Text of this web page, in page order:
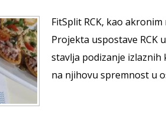
FitSplit RCK, kao
Projekta uspostave
stavlja podizanje
na njihovu spremnost u